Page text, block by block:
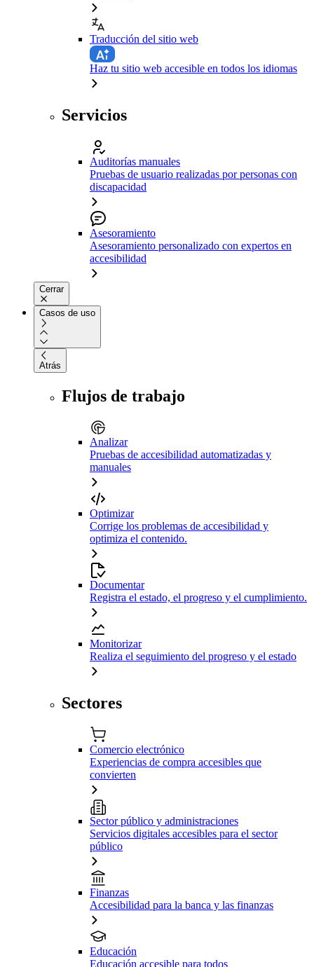
Traducción del sitio web
Haz tu sitio web accesible en todos los idiomas
Servicios
Auditorías manuales
Pruebas de usuario realizadas por personas con
discapacidad
Asesoramiento
Asesoramiento personalizado con expertos en
accesibilidad
Cerrar
Casos de uso
Atrás
Flujos de trabajo
Analizar
Pruebas de accesibilidad automatizadas y
manuales
Optimizar
Corrige los problemas de accesibilidad y
optimiza el contenido.
Documentar
Registra el estado, el progreso y el cumplimiento.
Monitorizar
Realiza el seguimiento del progreso y el estado
Sectores
Comercio electrónico
Experiencias de compra accesibles que
convierten
Sector público y administraciones
Servicios digitales accesibles para el sector
público
Finanzas
Accesibilidad para la banca y las finanzas
Educación
Educación accesible para todos